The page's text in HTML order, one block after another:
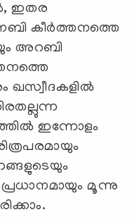
ഇതര
കീര്‍ത്തനത്തെ
അറബി
ഖസ്വീദകളില്‍
ഇന്നോളം
മൂന്നു